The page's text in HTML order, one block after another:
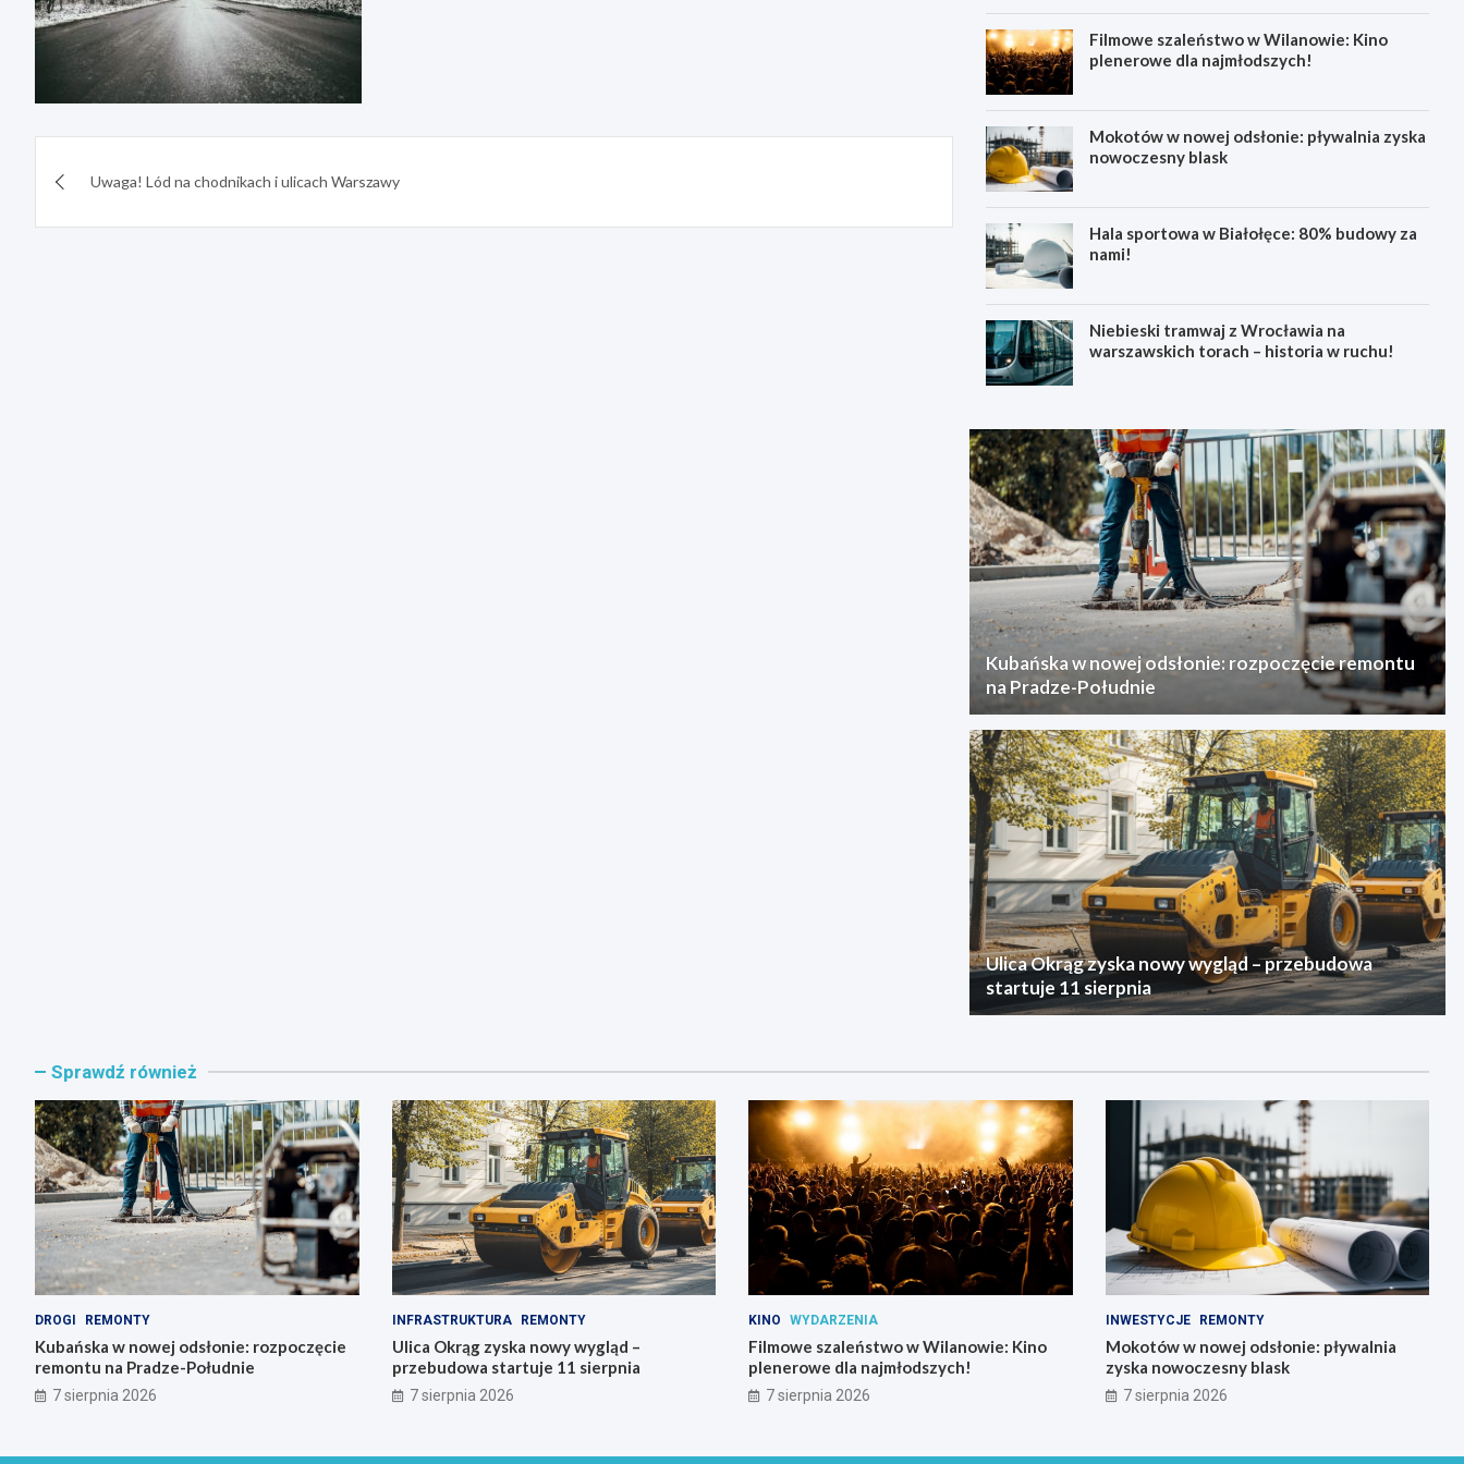
wpisuUwaga! Lód na chodnikach i ulicach Warszawy
Filmowe szaleństwo w Wilanowie: Kino
plenerowe dla najmłodszych!
Mokotów w nowej odsłonie: pływalnia zyska
nowoczesny blask
Hala sportowa w Białołęce: 80% budowy za
nami!
Niebieski tramwaj z Wrocławia na
warszawskich torach – historia w ruchu!
Kubańska w nowej odsłonie: rozpoczęcie remontu
na Pradze-Południe
Ulica Okrąg zyska nowy wygląd – przebudowa
startuje 11 sierpnia
Sprawdź również
DROGI REMONTY
Kubańska w nowej odsłonie: rozpoczęcie
remontu na Pradze-Południe
7 sierpnia 2026
INFRASTRUKTURA REMONTY
Ulica Okrąg zyska nowy wygląd –
przebudowa startuje 11 sierpnia
7 sierpnia 2026
KINO WYDARZENIA
Filmowe szaleństwo w Wilanowie: Kino
plenerowe dla najmłodszych!
7 sierpnia 2026
INWESTYCJE REMONTY
Mokotów w nowej odsłonie: pływalnia
zyska nowoczesny blask
7 sierpnia 2026